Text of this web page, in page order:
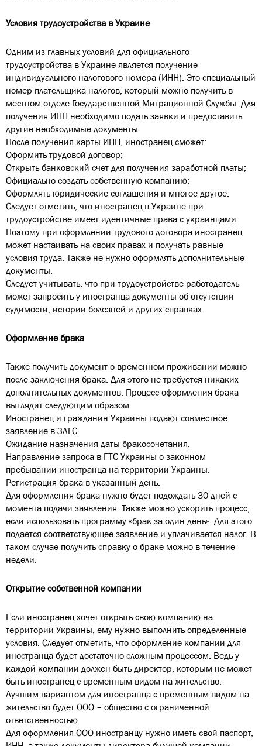
Условия трудоустройства в Украине
Одним из главных условий для официального
трудоустройства в Украине является получение
индивидуального налогового номера (ИНН). Это специальный
номер плательщика налогов, который можно получить в
местном отделе Государственной Миграционной Службы. Для
получения ИНН необходимо подать заявки и предоставить
другие необходимые документы.
После получения карты ИНН, иностранец сможет:
Оформить трудовой договор;
Открыть банковский счет для получения заработной платы;
Официально создать собственную компанию;
Оформлять юридические соглашения и многое другое.
Следует отметить, что иностранец в Украине при
трудоустройстве имеет идентичные права с украинцами.
Поэтому при оформлении трудового договора иностранец
может настаивать на своих правах и получать равные
условия труда. Также не нужно оформлять дополнительные
документы.
Следует учитывать, что при трудоустройстве работодатель
может запросить у иностранца документы об отсутствии
судимости, истории болезней и других справках.
Оформление брака
Также получить документ о временном проживании можно
после заключения брака. Для этого не требуется никаких
дополнительных документов. Процесс оформления брака
выглядит следующим образом:
Иностранец и гражданин Украины подают совместное
заявление в ЗАГС.
Ожидание назначения даты бракосочетания.
Направление запроса в ГТС Украины о законном
пребывании иностранца на территории Украины.
Регистрация брака в указанный день.
Для оформления брака нужно будет подождать 30 дней с
момента подачи заявления. Также можно ускорить процесс,
если использовать программу «брак за один день». Для этого
подается соответствующее заявление и уплачивается налог. В
таком случае получить справку о браке можно в течение
недели.
Открытие собственной компании
Если иностранец хочет открыть свою компанию на
территории Украины, ему нужно выполнить определенные
условия. Следует отметить, что оформление компании для
иностранца будет достаточно сложным процессом. Ведь у
каждой компании должен быть директор, которым не может
быть иностранец с временным видом на жительство.
Лучшим вариантом для иностранца с временным видом на
жительство будет ООО – общество с ограниченной
ответственностью.
Для оформления ООО иностранцу нужно иметь свой паспорт,